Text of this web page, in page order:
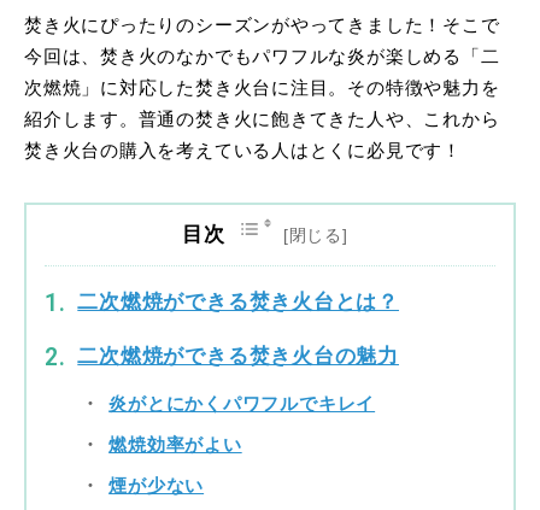
焚き火にぴったりのシーズンがやってきました！そこで
今回は、焚き火のなかでもパワフルな炎が楽しめる「二
次燃焼」に対応した焚き火台に注目。その特徴や魅力を
紹介します。普通の焚き火に飽きてきた人や、これから
焚き火台の購入を考えている人はとくに必見です！
目次
二次燃焼ができる焚き火台とは？
二次燃焼ができる焚き火台の魅力
炎がとにかくパワフルでキレイ
燃焼効率がよい
煙が少ない